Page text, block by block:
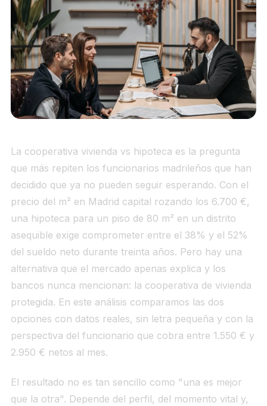
La cooperativa vivienda vs hipoteca es la pregunta
que más repiten los funcionarios madrileños que han
decidido que ya no pueden seguir esperando. Con el
precio del m² en Madrid capital rozando los 6.700 €,
una hipoteca para un piso de 80 m² en un distrito
asequible exige comprometer entre el 38% y el 52%
del sueldo neto durante treinta años. Pero hay una
alternativa que el mercado apenas explica y los
bancos nunca mencionan: la cooperativa de vivienda
protegida. En este análisis comparamos las dos
opciones con datos reales, sin letra pequeña y con la
perspectiva del funcionario que cobra entre 1.550 € y
2.950 € netos al mes.
El resultado no es tan sencillo como "una es mejor
que la otra". Depende del perfil, del momento vital y,